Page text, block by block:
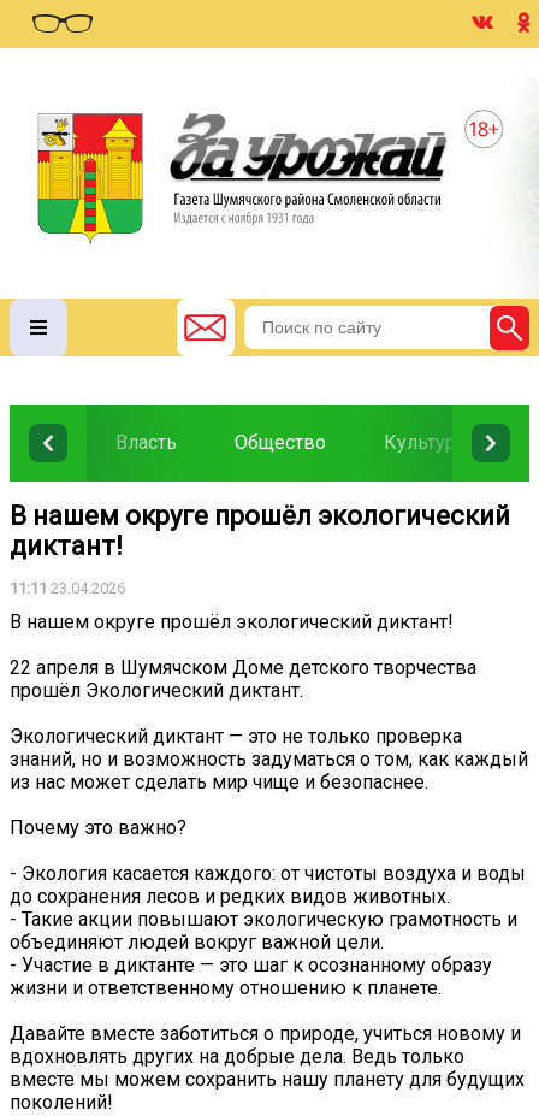
Власть Общество Культура
В нашем округе прошёл экологический
диктант!
11:11 23.04.2026
В нашем округе прошёл экологический диктант!
22 апреля в Шумячском Доме детского творчества
прошёл Экологический диктант.
Экологический диктант — это не только проверка
знаний, но и возможность задуматься о том, как каждый
из нас может сделать мир чище и безопаснее.
️Почему это важно?
- Экология касается каждого: от чистоты воздуха и воды
до сохранения лесов и редких видов животных.
- Такие акции повышают экологическую грамотность и
объединяют людей вокруг важной цели.
- Участие в диктанте — это шаг к осознанному образу
жизни и ответственному отношению к планете.
Давайте вместе заботиться о природе, учиться новому и
вдохновлять других на добрые дела. Ведь только
вместе мы можем сохранить нашу планету для будущих
поколений!